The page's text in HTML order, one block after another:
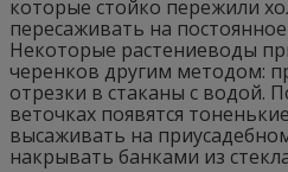
которые стойко пережили
пересаживать на
Некоторые растениеводы
черенков другим методом:
отрезки в стаканы с водой.
веточках появятся
высаживать на
накрывать банками из